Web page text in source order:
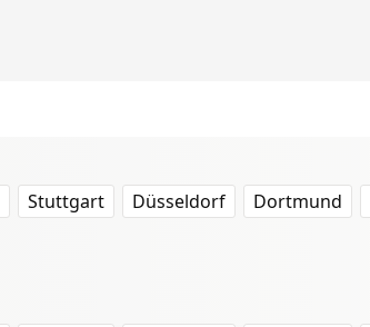
Stuttgart Düsseldorf Dortmund